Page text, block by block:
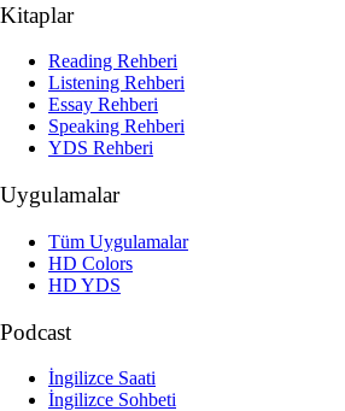
Kitaplar
Reading Rehberi
Listening Rehberi
Essay Rehberi
Speaking Rehberi
YDS Rehberi
Uygulamalar
Tüm Uygulamalar
HD Colors
HD YDS
Podcast
İngilizce Saati
İngilizce Sohbeti